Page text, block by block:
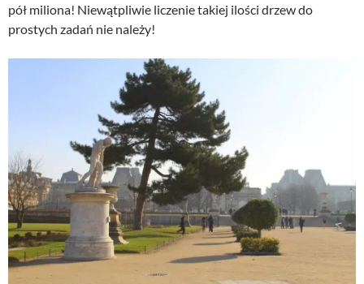
pół miliona! Niewątpliwie liczenie takiej ilości drzew do
prostych zadań nie należy!